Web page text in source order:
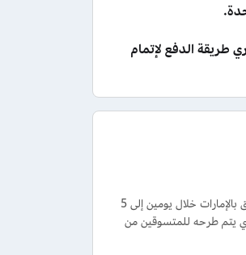
طريقة الدفع لإتمام
تشحن الطلبات من متجر لوكستيان الإمارات في نفس اليوم لعملاء دبي، كذلك يمكنك الحصول على طلبك في باقي المناطق بالإمارات خلال يومين إلى 5
مجاني الذي يتم طرحه للمتسوقين من